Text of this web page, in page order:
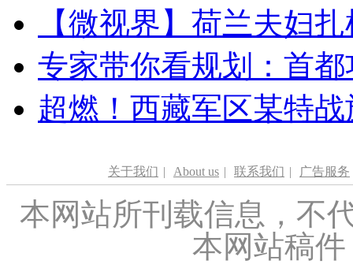
【微视界】荷兰夫妇
专家带你看规划：首
超燃！西藏军区某特
关于我们 | About us | 联系我们 | 广告服务
本网站所刊载信息，不
本网站稿